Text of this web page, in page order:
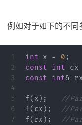
例如对于如下的不同
1
2
3
4
5
6
int x = 0 ;
const
int cx
const
int& rx
f( x );
//
f( cx );
//
f( rx ); //